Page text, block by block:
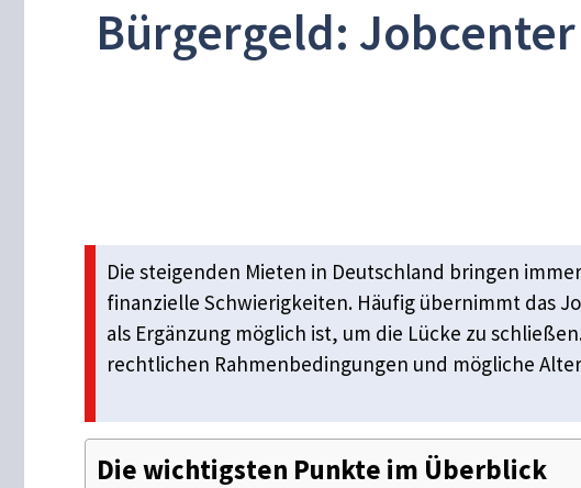
Bürgergeld:
Die steigenden Mieten in Deutschland bringen
finanzielle Schwierigkeiten. Häufig übernimmt das
als Ergänzung möglich ist, um die Lücke zu
rechtlichen Rahmenbedingungen und mögliche
Die wichtigsten Punkte im Überblick